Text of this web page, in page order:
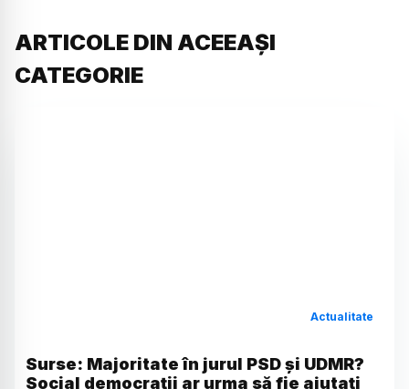
ARTICOLE DIN ACEEAȘI
CATEGORIE
Actualitate
Surse: Majoritate în jurul PSD și UDMR?
Social democrații ar urma să fie ajutați